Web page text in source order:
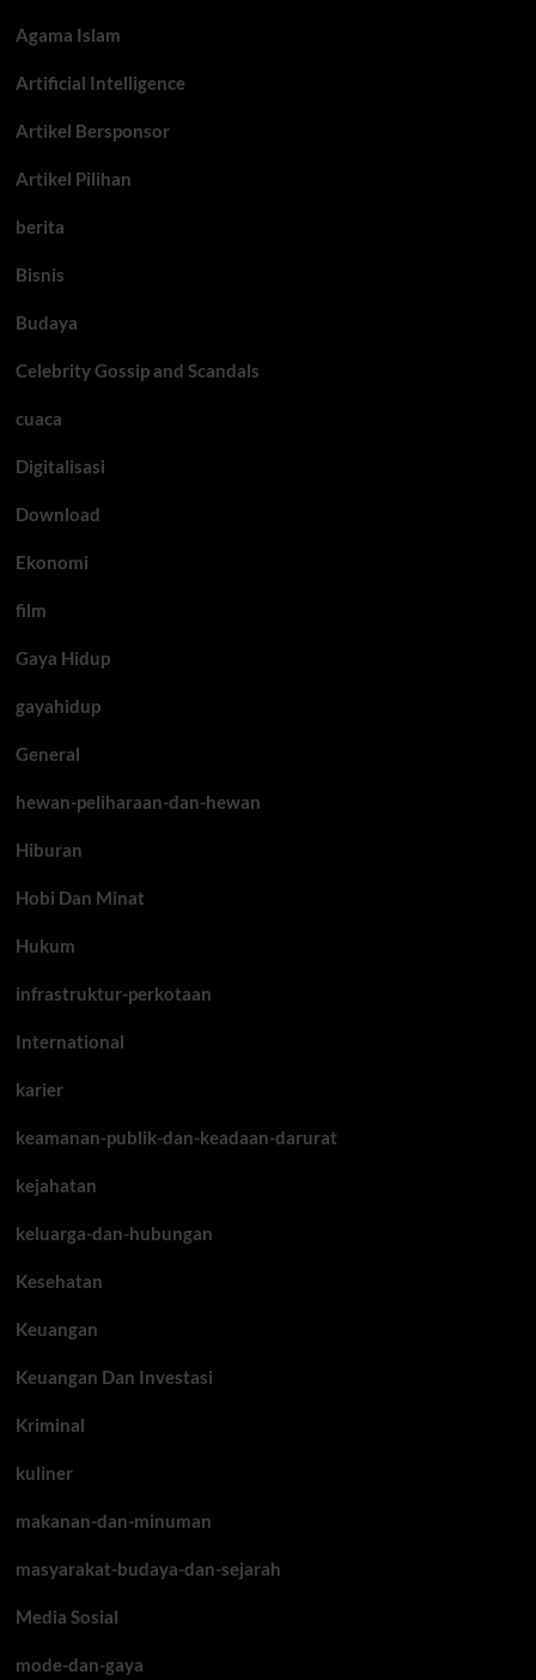
Agama Islam
Artificial Intelligence
Artikel Bersponsor
Artikel Pilihan
berita
Bisnis
Budaya
Celebrity Gossip and Scandals
cuaca
Digitalisasi
Download
Ekonomi
film
Gaya Hidup
gayahidup
General
hewan-peliharaan-dan-hewan
Hiburan
Hobi Dan Minat
Hukum
infrastruktur-perkotaan
International
karier
keamanan-publik-dan-keadaan-darurat
kejahatan
keluarga-dan-hubungan
Kesehatan
Keuangan
Keuangan Dan Investasi
Kriminal
kuliner
makanan-dan-minuman
masyarakat-budaya-dan-sejarah
Media Sosial
mode-dan-gaya